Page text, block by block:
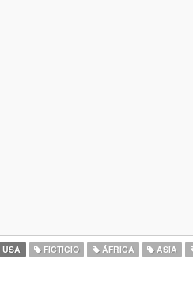
USA FICTICIO ÁFRICA ASIA